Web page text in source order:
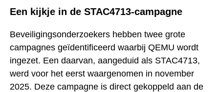
Een kijkje in de STAC4713-campagne
Beveiligingsonderzoekers hebben twee grote
campagnes geïdentificeerd waarbij QEMU wordt
ingezet. Een daarvan, aangeduid als STAC4713,
werd voor het eerst waargenomen in november
2025. Deze campagne is direct gekoppeld aan de